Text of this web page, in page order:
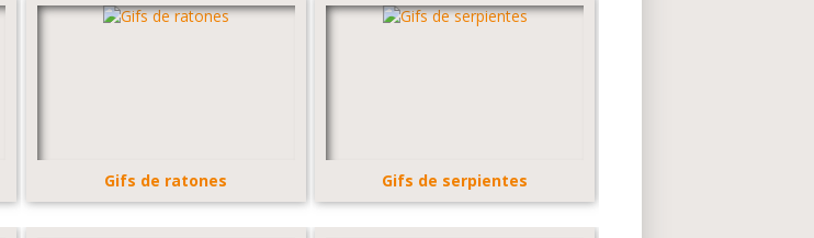
Gifs de ratones Gifs de serpientes